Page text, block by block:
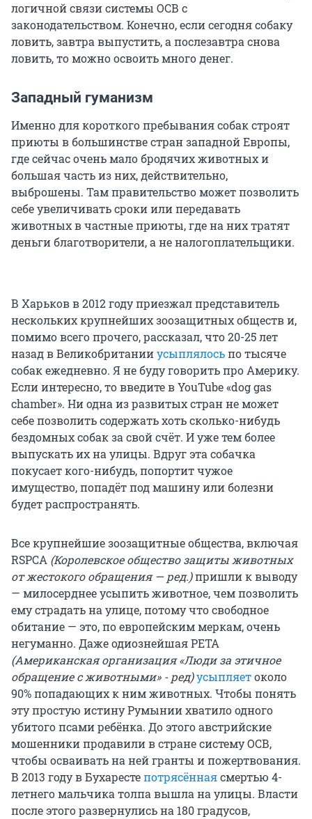
логичной связи системы ОСВ с
законодательством. Конечно, если сегодня собаку
ловить, завтра выпустить, а послезавтра снова
ловить, то можно освоить много денег.
Западный гуманизм
Именно для короткого пребывания собак строят
приюты в большинстве стран западной Европы,
где сейчас очень мало бродячих животных и
большая часть из них, действительно,
выброшены. Там правительство может позволить
себе увеличивать сроки или передавать
животных в частные приюты, где на них тратят
деньги благотворители, а не налогоплательщики.
В Харьков в 2012 году приезжал представитель
нескольких крупнейших зоозащитных обществ и,
помимо всего прочего, рассказал, что 20-25 лет
назад в Великобританииусыплялосьпо тысяче
собак ежедневно. Я не буду говорить про Америку.
Если интересно, то введите в YouTube «dog gas
chamber». Ни одна из развитых стран не может
себе позволить содержать хоть сколько-нибудь
бездомных собак за свой счёт. И уже тем более
выпускать их на улицы. Вдруг эта собачка
покусает кого-нибудь, попортит чужое
имущество, попадёт под машину или болезни
будет распространять.
Все крупнейшие зоозащитные общества, включая
RSPCA (Королевское общество защиты животных
от жестокого обращения — ред.)пришли к выводу
— милосерднее усыпить животное, чем позволить
ему страдать на улице, потому что свободное
обитание — это, по европейским меркам, очень
негуманно. Даже одиознейшая PETA
(Американская организация «Люди за этичное
обращение с животными» - ред)усыпляетоколо
90% попадающих к ним животных. Чтобы понять
эту простую истину Румынии хватило одного
убитого псами ребёнка. До этого австрийские
мошенники продавили в стране систему ОСВ,
чтобы осваивать на ней гранты и пожертвования.
В 2013 году в Бухарестепотрясённаясмертью 4-
летнего мальчика толпа вышла на улицы. Власти
после этого развернулись на 180 градусов,